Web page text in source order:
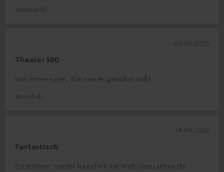
Helmut R.
Theater 500
Wie immer super. Wie man es gewohnt ist👍
Bernd W.
03.06.2026
Fantastisch
Ein schöner, runder Sound mit viel Kraft. Dazu sehen die
14.04.2026